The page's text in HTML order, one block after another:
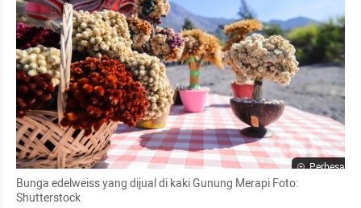
Perbesar
Bunga edelweiss yang dijual di kaki Gunung Merapi Foto:
Shutterstock